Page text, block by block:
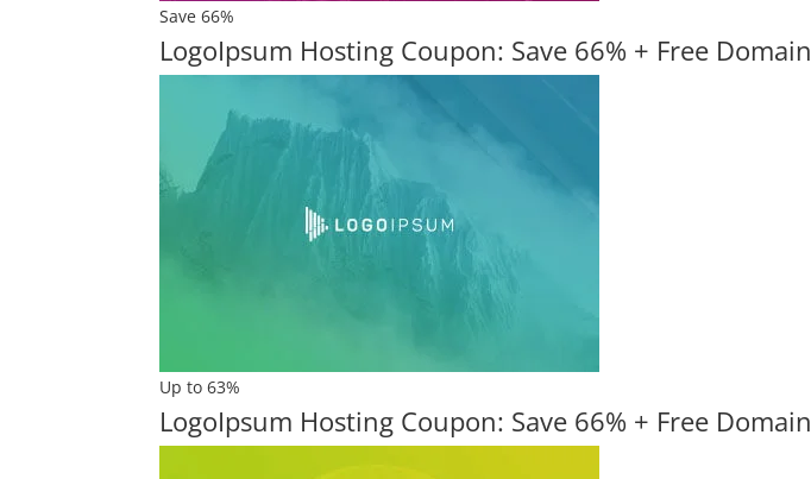
Save 66%
LogoIpsum Hosting Coupon: Save 66% + Free Domain
Up to 63%
LogoIpsum Hosting Coupon: Save 66% + Free Domain